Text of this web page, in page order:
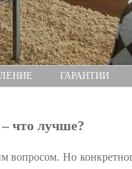
ГАРАНТИИ
что лучше?
Но